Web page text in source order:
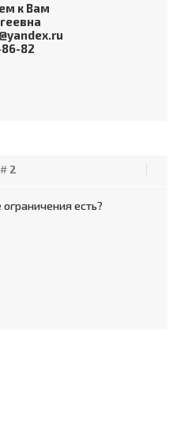
к Вам
82
2
есть?